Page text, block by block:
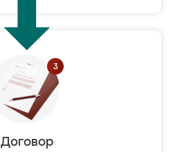
Договор